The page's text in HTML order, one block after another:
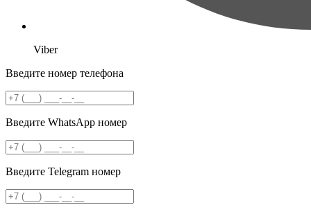
Viber
Введите номер телефона
Введите WhatsApp номер
Введите Telegram номер